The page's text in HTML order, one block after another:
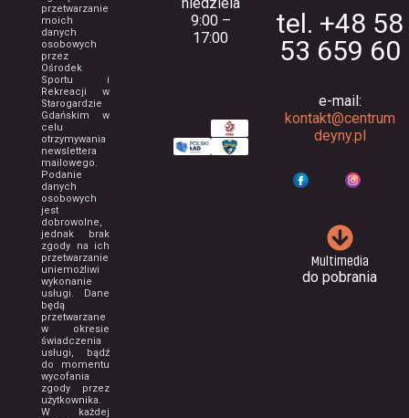
przetwarzanie
moich
danych
osobowych
przez
Ośrodek
Sportu i
Rekreacji w
Starogardzie
Gdańskim w
celu
otrzymywania
newslettera
mailowego.
Podanie
danych
osobowych
jest
dobrowolne,
jednak brak
zgody na ich
przetwarzanie
uniemożliwi
wykonanie
usługi. Dane
będą
przetwarzane
w okresie
świadczenia
usługi, bądź
do momentu
wycofania
zgody przez
użytkownika.
W każdej
9:00 –
17:00
tel. +48 58
53 659 60
e-mail:
kontakt@centrum
deyny.pl
Multimedia
do pobrania